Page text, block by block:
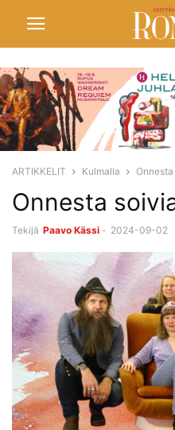
ARTIKKELIT Kulmalla
Onnesta
Tekijä Paavo Kässi - 2024-09-02